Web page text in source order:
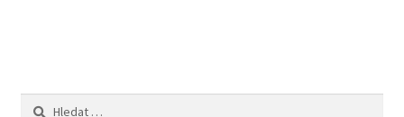
Vyhledávání